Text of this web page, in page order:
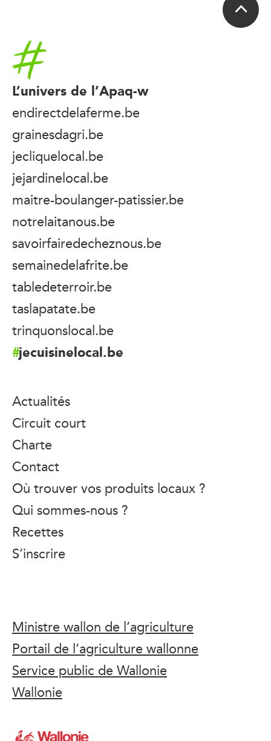
Accueil
L’univers de l’Apaq-w
endirectdelaferme.be
grainesdagri.be
jecliquelocal.be
jejardinelocal.be
maitre-boulanger-patissier.be
notrelaitanous.be
savoirfairedecheznous.be
semainedelafrite.be
tabledeterroir.be
taslapatate.be
trinquonslocal.be
jecuisinelocal.be
Actualités
Circuit court
Charte
Contact
Où trouver vos produits locaux ?
Qui sommes-nous ?
Recettes
S’inscrire
Ministre wallon de l’agriculture
Portail de l’agriculture wallonne
Service public de Wallonie
Wallonie